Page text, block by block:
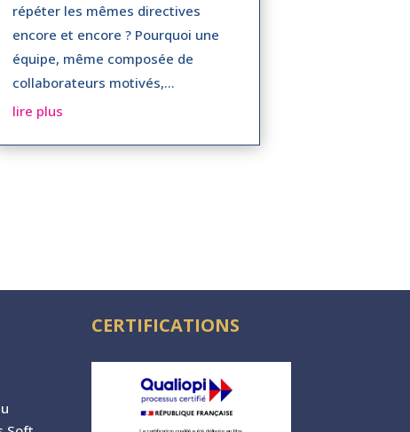
répéter les mêmes directives
encore et encore ? Pourquoi une
équipe, même composée de
collaborateurs motivés,...
lire plus
CERTIFICATIONS